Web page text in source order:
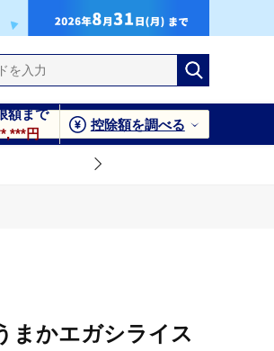
額まで
円
控除額を調べる
まかエガシライス